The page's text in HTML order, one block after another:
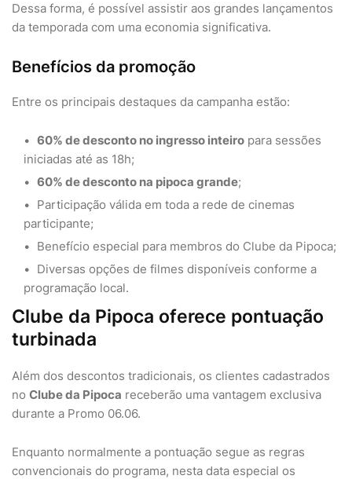
Dessa forma, é possível assistir aos grandes lançamentos
da temporada com uma economia significativa.
Benefícios da promoção
Entre os principais destaques da campanha estão:
60% de desconto no ingresso inteiro para sessões
iniciadas até as 18h;
60% de desconto na pipoca grande;
Participação válida em toda a rede de cinemas
participante;
Benefício especial para membros do Clube da Pipoca;
Diversas opções de filmes disponíveis conforme a
programação local.
Clube da Pipoca oferece pontuação
turbinada
Além dos descontos tradicionais, os clientes cadastrados
no Clube da Pipoca receberão uma vantagem exclusiva
durante a Promo 06.06.
Enquanto normalmente a pontuação segue as regras
convencionais do programa, nesta data especial os